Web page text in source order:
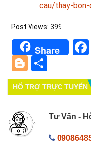
cau/thay-
Post Views: 399
Share
Blogger
HỔ TRỢ TRỰC TUYẾN
Tư Vấn -